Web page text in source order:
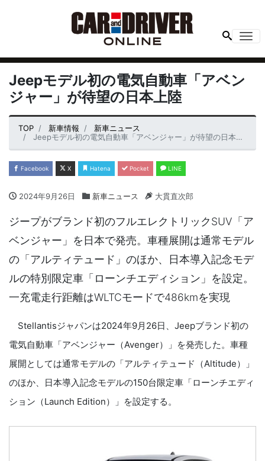
Jeepモデル初の電気自動車「アベン
ジャー」が待望の日本上陸
TOP 新車情報
新車ニュース
Jeepモデル初の電気自動車「アベンジャー」が待望の日本上陸
Facebook X Hatena Pocket LINE
2024年9月26日 新車ニュース 大貫直次郎
ジープがブランド初のフルエレクトリックSUV「ア
ベンジャー」を日本で発売。車種展開は通常モデル
の「アルティテュード」のほか、日本導入記念モデ
ルの特別限定車「ローンチエディション」を設定。
一充電走行距離はWLTCモードで486kmを実現
Stellantisジャパンは2024年9月26日、Jeepブランド初の
電気自動車「アベンジャー（Avenger）」を発売した。車種
展開としては通常モデルの「アルティテュード（Altitude）」
のほか、日本導入記念モデルの150台限定車「ローンチエディ
ション（Launch Edition）」を設定する。